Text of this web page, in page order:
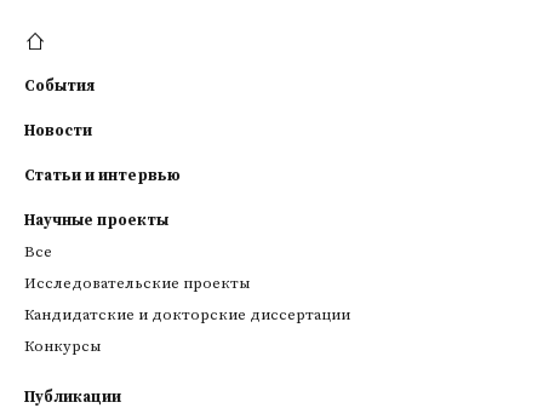
События
Новости
Статьи и интервью
Научные проекты
Все
Исследовательские проекты
Кандидатские и докторские диссертации
Конкурсы
Публикации